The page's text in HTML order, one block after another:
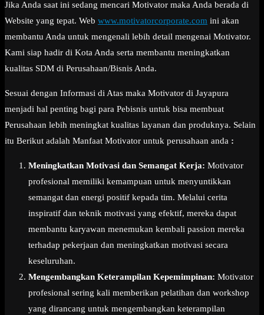
Jika Anda saat ini sedang mencari Motivator maka Anda berada di
Website yang tepat. Web www.motivatorcorporate.com ini akan
membantu Anda untuk mengenali lebih detail mengenai Motivator.
Kami siap hadir di Kota Anda serta membantu meningkatkan
kualitas SDM di Perusahaan/Bisnis Anda.
Sesuai dengan Informasi di Atas maka Motivator di Jayapura
menjadi hal penting bagi para Pebisnis untuk bisa membuat
Perusahaan lebih meningkat kualitas layanan dan produknya. Selain
itu Berikut adalah Manfaat Motivator untuk perusahaan anda :
Meningkatkan Motivasi dan Semangat Kerja: Motivator
profesional memiliki kemampuan untuk menyuntikkan
semangat dan energi positif kepada tim. Melalui cerita
inspiratif dan teknik motivasi yang efektif, mereka dapat
membantu karyawan menemukan kembali passion mereka
terhadap pekerjaan dan meningkatkan motivasi secara
keseluruhan.
Mengembangkan Keterampilan Kepemimpinan: Motivator
profesional sering kali memberikan pelatihan dan workshop
yang dirancang untuk mengembangkan keterampilan